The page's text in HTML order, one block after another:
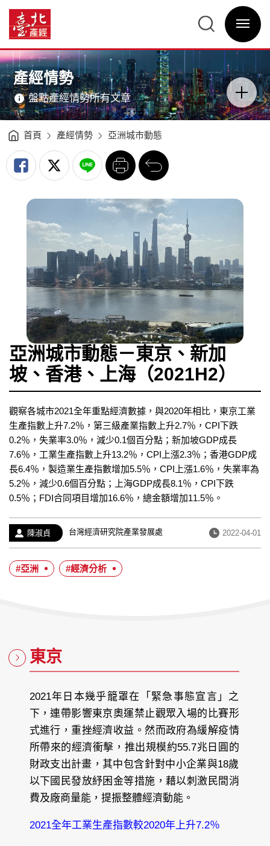
京、
新
加
坡、
香
港、
上
海
（2021H2）
臺
北
臺
經
訊
網
網
站
主
單
選
單
關
主
意
境
產經情勢
盤點產經情勢所有文章
分
類
開
關
首頁 產經情勢 亞洲城市動態
列
印
回
前
一
頁
亞洲城市動態－東京、新加
坡、香港、上海（2021H2）
觀察各城市2021全年重點經濟數據，與2020年相比，東京工業
生產指數上升7.2％，第三級產業指數上升2.7％，CPI下跌
0.2％，失業率3.0％，減少0.1個百分點；新加坡GDP成長
7.6％，工業生產指數上升13.2％，CPI上漲2.3％；香港GDP成
長6.4％，製造業生產指數增加5.5％，CPI上漲1.6％，失業率為
5.2％，減少0.6個百分點；上海GDP成長8.1％，CPI下跌
0.5％；FDI合同項目增加16.6％，總金額增加11.5％。
作
者：
陳淑貞
經
歷：
台灣經濟研究院產業發展處
發
布
2022-04-01
#亞洲 #經濟分析
東京
2021年日本幾乎籠罩在「緊急事態宣言」之
下，連帶影響東京奧運禁止觀眾入場的比賽形
式進行，重挫經濟收益。然而政府為緩解疫情
所帶來的經濟衝擊，推出規模約55.7兆日圓的
財政支出計畫，其中包含針對中小企業與18歲
以下國民發放紓困金等措施，藉以刺激民間消
費及廠商量能，提振整體經濟動能。
2021全年工業生產指數較2020年上升7.2％